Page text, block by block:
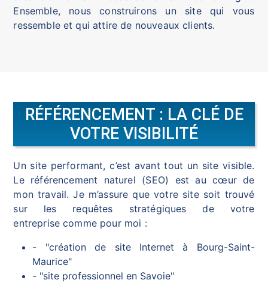
Ensemble, nous construirons un site qui vous
ressemble et qui attire de nouveaux clients.
RÉFÉRENCEMENT : LA CLÉ DE
VOTRE VISIBILITÉ
Un site performant, c’est avant tout un site visible.
Le référencement naturel (SEO) est au cœur de
mon travail. Je m’assure que votre site soit trouvé
sur les requêtes stratégiques de votre
entreprise comme pour moi :
- "création de site Internet à Bourg-Saint-
Maurice"
- "site professionnel en Savoie"